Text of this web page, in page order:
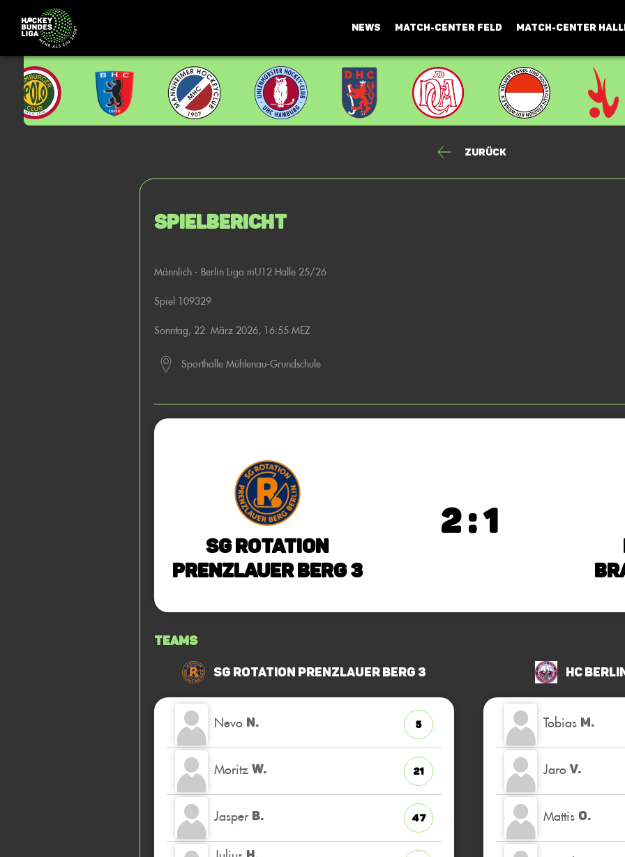
NEWS MATCH-CENTER FELD MATCH-CENTER
Zurück
Spielbericht
Männlich - Berlin Liga mU12 Halle 25/26
Spiel 109329
Sonntag, 22. März 2026, 16:55 MEZ
Sporthalle Mühlenau-Grundschule
SG Rotation
Prenzlauer Berg 3
2 : 1
Teams
SG Rotation Prenzlauer Berg 3
Nevo N. 5
Moritz W. 21
Jasper B. 47
HC
Tobias M.
Jaro V.
Mattis O.